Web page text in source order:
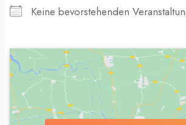
Keine bevorstehenden